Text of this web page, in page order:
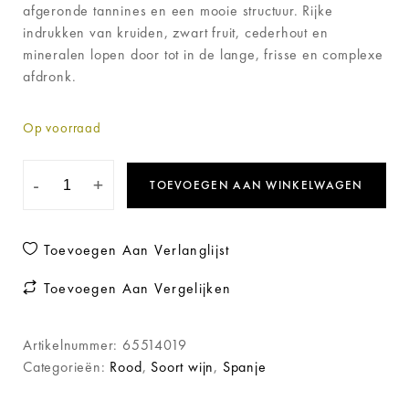
afgeronde tannines en een mooie structuur. Rijke
indrukken van kruiden, zwart fruit, cederhout en
mineralen lopen door tot in de lange, frisse en complexe
afdronk.
Op voorraad
- + TOEVOEGEN AAN WINKELWAGEN
Toevoegen Aan Verlanglijst
Toevoegen Aan Vergelijken
Artikelnummer: 65514019
Categorieën: Rood, Soort wijn, Spanje